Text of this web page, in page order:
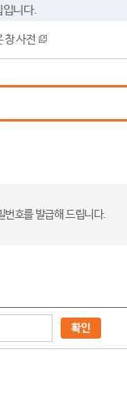
입니다.
창 사전
번호를 발급해 드립니다.
확인